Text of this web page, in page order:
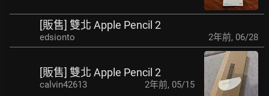
[販售] 雙北 Apple Pencil 2
edsionto 2年前, 06/28
[販售] 雙北 Apple Pencil 2
calvin42613 2年前, 05/15